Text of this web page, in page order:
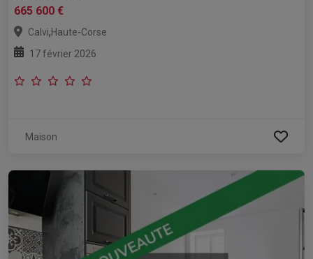
665 600 €
Calvi,Haute-Corse
17 février 2026
Maison